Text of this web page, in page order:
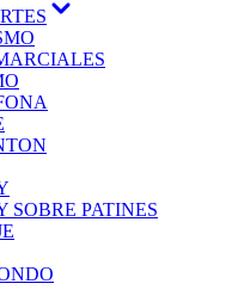
SOBRE PATINES